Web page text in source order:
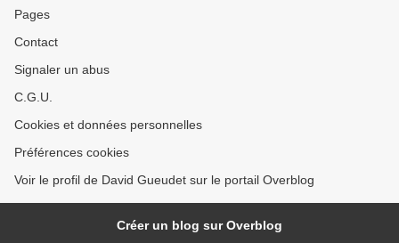
Pages
Contact
Signaler un abus
C.G.U.
Cookies et données personnelles
Préférences cookies
Voir le profil de David Gueudet sur le portail Overblog
Créer un blog sur Overblog